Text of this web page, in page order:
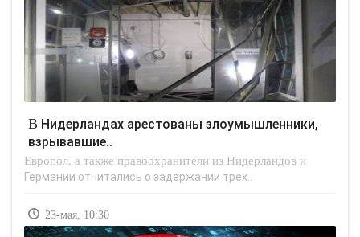
В Нидерландах арестованы злоумышленники,
взрывавшие..
Европол, а также правоохранители из Нидерландов и
Германии отчитались о задержании трех..
23-мая, 10:30